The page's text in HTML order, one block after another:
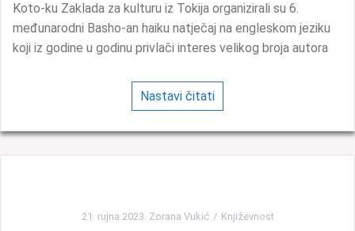
Koto-ku Zaklada za kulturu iz Tokija organizirali su 6.
međunarodni Basho-an haiku natječaj na engleskom jeziku
koji iz godine u godinu privlači interes velikog broja autora
Nastavi čitati
21. rujna 2023. Zorana Vukić Književnost